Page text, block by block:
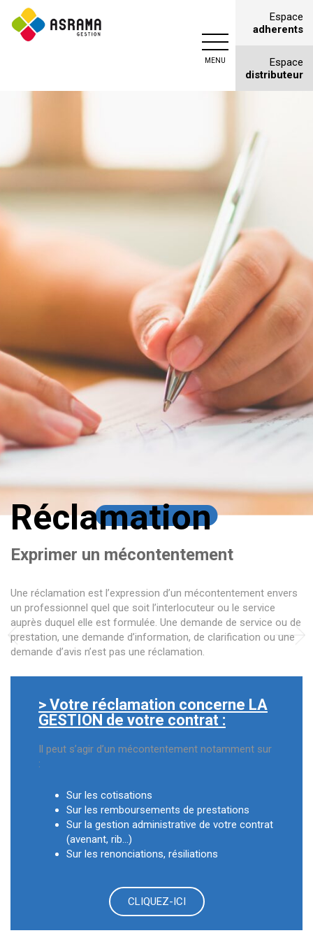
Monteux
(Vaucluse)
Espace
adherents
Espace
distributeur
Réclamation
Exprimer un mécontentement
Une réclamation est l’expression d’un mécontentement envers
un professionnel quel que soit l’interlocuteur ou le service
auprès duquel elle est formulée. Une demande de service ou de
prestation, une demande d’information, de clarification ou une
demande d’avis n’est pas une réclamation.
> Votre réclamation concerne LA
GESTION de votre contrat :
Il peut s’agir d’un mécontentement notamment sur
:
Sur les cotisations
Sur les remboursements de prestations
Sur la gestion administrative de votre contrat
(avenant, rib…)
Sur les renonciations, résiliations
CLIQUEZ-ICI